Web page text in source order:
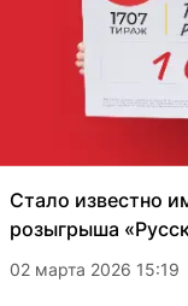
Стало известно
розыгрыша
02 марта 2026 15:19